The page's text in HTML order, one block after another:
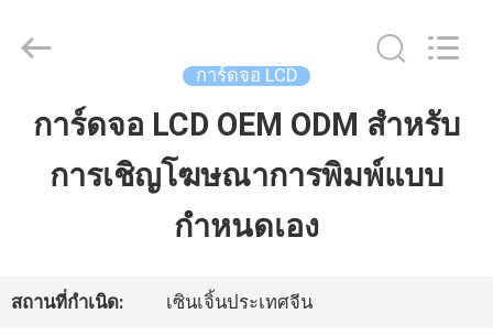
บ้าน
เกี่ยว
Videoinfolder
Technology
Reserved.
การ์ดจอ LCD
การ์ดจอ LCD OEM ODM สำหรับ
การเชิญโฆษณาการพิมพ์แบบ
กำหนดเอง
สถานที่กำเนิด: เซินเจิ้นประเทศจีน